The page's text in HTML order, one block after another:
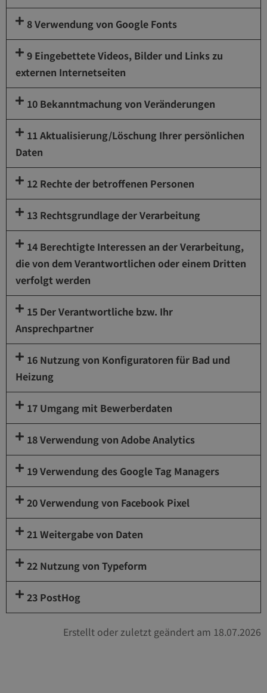
8 Verwendung von Google Fonts
9 Eingebettete Videos, Bilder und Links zu
externen Internetseiten
10 Bekanntmachung von Veränderungen
11 Aktualisierung/Löschung Ihrer persönlichen
Daten
12 Rechte der betroffenen Personen
13 Rechtsgrundlage der Verarbeitung
14 Berechtigte Interessen an der Verarbeitung,
die von dem Verantwortlichen oder einem Dritten
verfolgt werden
15 Der Verantwortliche bzw. Ihr
Ansprechpartner
16 Nutzung von Konfiguratoren für Bad und
Heizung
17 Umgang mit Bewerberdaten
18 Verwendung von Adobe Analytics
19 Verwendung des Google Tag Managers
20 Verwendung von Facebook Pixel
21 Weitergabe von Daten
22 Nutzung von Typeform
23 PostHog
Erstellt oder zuletzt geändert am 18.07.2026